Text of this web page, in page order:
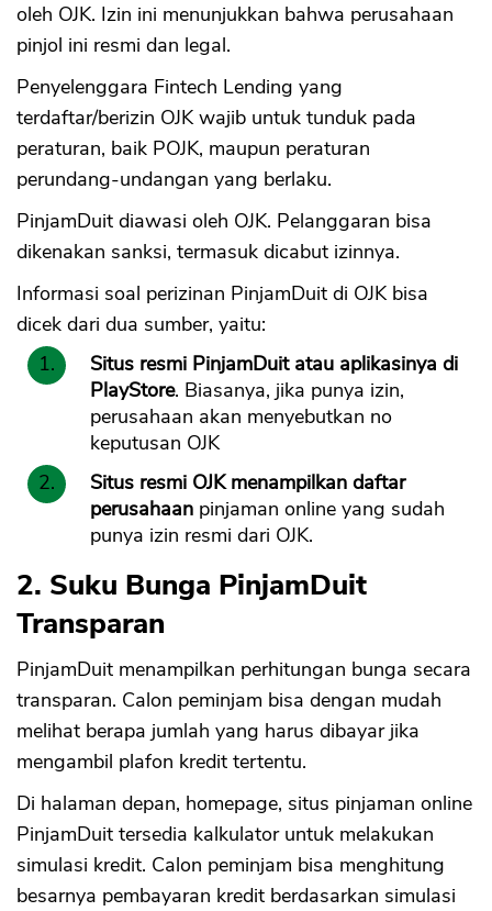
oleh OJK. Izin ini menunjukkan bahwa perusahaan
pinjol ini resmi dan legal.
Penyelenggara Fintech Lending yang
terdaftar/berizin OJK wajib untuk tunduk pada
peraturan, baik POJK, maupun peraturan
perundang-undangan yang berlaku.
PinjamDuit diawasi oleh OJK. Pelanggaran bisa
dikenakan sanksi, termasuk dicabut izinnya.
Informasi soal perizinan PinjamDuit di OJK bisa
dicek dari dua sumber, yaitu:
Situs resmi PinjamDuit atau aplikasinya di
PlayStore. Biasanya, jika punya izin,
perusahaan akan menyebutkan no
keputusan OJK
Situs resmi OJK menampilkan daftar
perusahaan pinjaman online yang sudah
punya izin resmi dari OJK.
2. Suku Bunga PinjamDuit
Transparan
PinjamDuit menampilkan perhitungan bunga secara
transparan. Calon peminjam bisa dengan mudah
melihat berapa jumlah yang harus dibayar jika
mengambil plafon kredit tertentu.
Di halaman depan, homepage, situs pinjaman online
PinjamDuit tersedia kalkulator untuk melakukan
simulasi kredit. Calon peminjam bisa menghitung
besarnya pembayaran kredit berdasarkan simulasi